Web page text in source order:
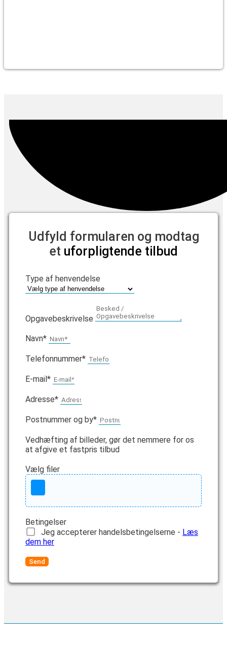
Udfyld formularen og modtag
et uforpligtende tilbud
Type af henvendelse
Opgavebeskrivelse
Navn*
Telefonnummer*
E-mail*
Adresse*
Postnummer og by*
Vedhæfting af billeder, gør det nemmere for os
at afgive et fastpris tilbud
Vælg filer
Betingelser
Jeg accepterer handelsbetingelserne - Læs
dem her
Send